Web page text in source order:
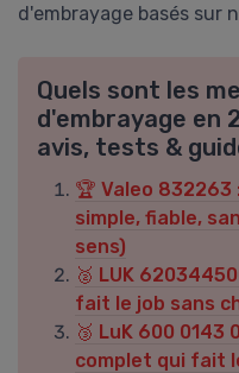
d'embrayage basés sur
Quels sont les
d'embrayage en
avis, tests &
🏆 Valeo 832263
simple, fiable,
sens)
🥈 LUK
fait le job sans
🥉 LuK 600 0143
complet qui fait